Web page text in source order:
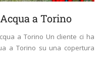
a Torino
a Torino Un cliente ci ha
a Torino su una copertura